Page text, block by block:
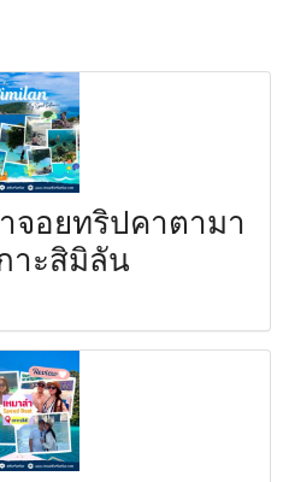
จอยทริปคาตามา
าะสิมิลัน